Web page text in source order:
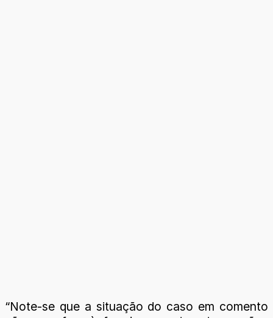
“Note-se que a situação do caso em comento